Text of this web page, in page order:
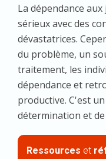
La dépendance
sérieux avec des
dévastatrices.
du problème, un
traitement, les
dépendance et
productive. C'est
détermination et
Ressources et